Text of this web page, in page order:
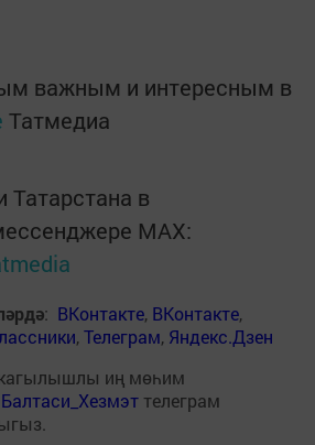
важным и интересным в
Татмедиа
Татарстана в
MАХ:
: ВКонтакте, ВКонтакте,
,Телеграм, Яндекс.Дзен
иң мөһим
Балтаси_Хезмэт телеграм